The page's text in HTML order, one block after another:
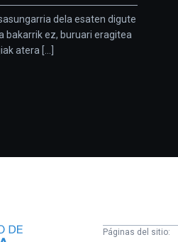
dela esaten digute
bakarrik ez, buruari eragitea
atera [...]
Páginas del sitio: